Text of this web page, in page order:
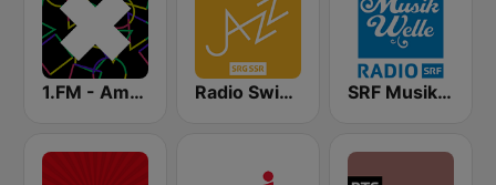
1.FM - Amsterdam Trance Radio Swiss Jazz SRF Musikwelle